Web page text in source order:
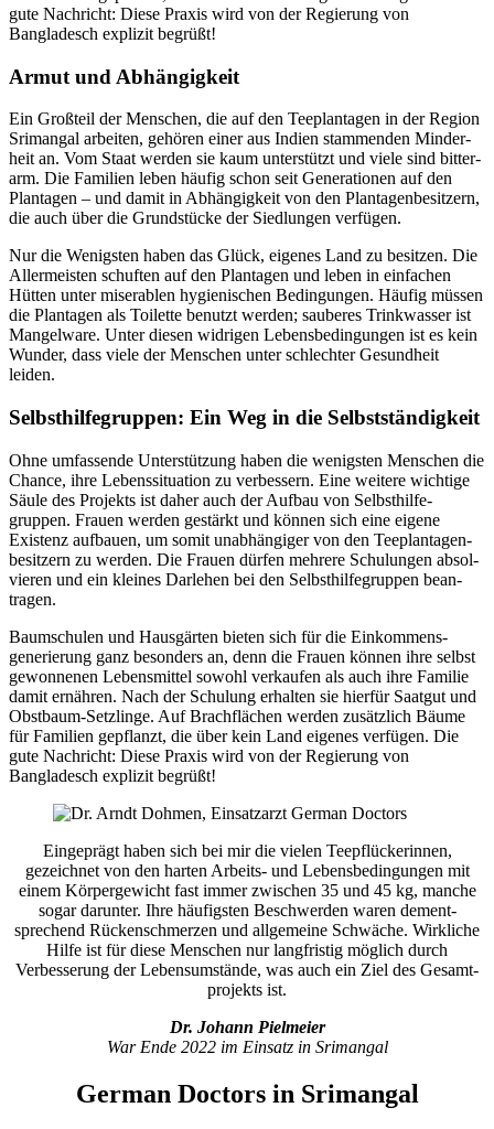
gute Nach­richt: Diese Praxis wird von der Regie­rung von
Bangladesch explizit begrüßt!
Armut und Abhängigkeit
Ein Groß­teil der Menschen, die auf den Tee­plantagen in der Region
Srimangal arbeiten, gehören einer aus Indien stamm­enden Minder­
heit an. Vom Staat werden sie kaum unter­stützt und viele sind bitter­
arm. Die Familien leben häufig schon seit Genera­tionen auf den
Plan­tagen – und damit in Abhän­gigkeit von den Plantagen­besitzern,
die auch über die Grund­stücke der Sied­lungen verfügen.
Nur die Wenigsten haben das Glück, eigenes Land zu besitzen. Die
Aller­meisten schuften auf den Plantagen und leben in einfachen
Hütten unter mise­rablen hygie­nischen Beding­ungen. Häufig müssen
die Plantagen als Toilette benutzt werden; sauberes Trink­wasser ist
Mangelware. Unter diesen widrigen Lebens­beding­ungen ist es kein
Wunder, dass viele der Menschen unter schlechter Gesund­heit
leiden.
Selbst­hilfe­gruppen: Ein Weg in die Selbst­ständigkeit
Ohne umfas­sende Unter­stützung haben die wenigsten Menschen die
Chance, ihre Lebens­situation zu verbessern. Eine weitere wichtige
Säule des Projekts ist daher auch der Aufbau von Selbst­hilfe­
gruppen. Frauen werden gestärkt und können sich eine eigene
Existenz aufbauen, um somit unab­hängiger von den Tee­plantagen­
besitzern zu werden. Die Frauen dürfen mehrere Schulungen absol­
vieren und ein kleines Dar­lehen bei den Selbst­hilfe­gruppen bean­
tragen.
Baum­schulen und Haus­gärten bieten sich für die Ein­kommens­
generierung ganz besonders an, denn die Frauen können ihre selbst
gewonnenen Lebens­mittel sowohl verkaufen als auch ihre Familie
damit ernähren. Nach der Schulung erhalten sie hierfür Saatgut und
Obst­baum-Setzlinge. Auf Brach­flächen werden zusätzlich Bäume
für Familien gepflanzt, die über kein Land eigenes verfügen. Die
gute Nach­richt: Diese Praxis wird von der Regie­rung von
Bangladesch explizit begrüßt!
Einge­prägt haben sich bei mir die vielen Tee­pflücker­innen,
gezeichnet von den harten Arbeits- und Lebens­beding­ungen mit
einem Körper­gewicht fast immer zwischen 35 und 45 kg, manche
sogar darunter. Ihre häufigsten Beschwerden waren dement­
sprechend Rücken­schmerzen und allge­meine Schwäche. Wirkliche
Hilfe ist für diese Menschen nur lang­fristig mög­lich durch
Verbesserung der Lebens­umstände, was auch ein Ziel des Gesamt­
projekts ist.
Dr. Johann Pielmeier
War Ende 2022 im Einsatz in Srimangal
German Doctors in Srimangal